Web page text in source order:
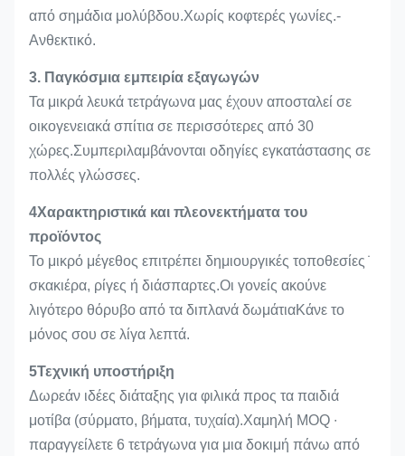
από σημάδια μολύβδου.Χωρίς κοφτερές γωνίες.-
Ανθεκτικό.
3. Παγκόσμια εμπειρία εξαγωγών
Τα μικρά λευκά τετράγωνα μας έχουν αποσταλεί σε
οικογενειακά σπίτια σε περισσότερες από 30
χώρες.Συμπεριλαμβάνονται οδηγίες εγκατάστασης σε
πολλές γλώσσες.
4Χαρακτηριστικά και πλεονεκτήματα του
προϊόντος
Το μικρό μέγεθος επιτρέπει δημιουργικές τοποθεσίες ̇
σκακιέρα, ρίγες ή διάσπαρτες.Οι γονείς ακούνε
λιγότερο θόρυβο από τα διπλανά δωμάτιαΚάνε το
μόνος σου σε λίγα λεπτά.
5Τεχνική υποστήριξη
Δωρεάν ιδέες διάταξης για φιλικά προς τα παιδιά
μοτίβα (σύρματο, βήματα, τυχαία).Χαμηλή MOQ ∙
παραγγείλετε 6 τετράγωνα για μια δοκιμή πάνω από